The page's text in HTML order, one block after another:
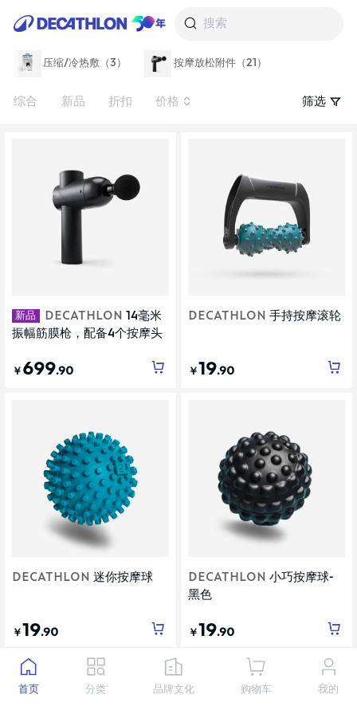
搜索
压缩/冷热敷（3） 按摩放松附件（21）
综合 新品 折扣 价格 筛选
新品 DECATHLON 14毫米
振幅筋膜枪，配备4个按摩头
￥ 699.90
DECATHLON 手持按摩滚轮
￥19.90
DECATHLON 迷你按摩球
￥19.90
DECATHLON 小巧按摩球-
黑色
￥19.90
首页 分类 品牌文化 购物车 我的